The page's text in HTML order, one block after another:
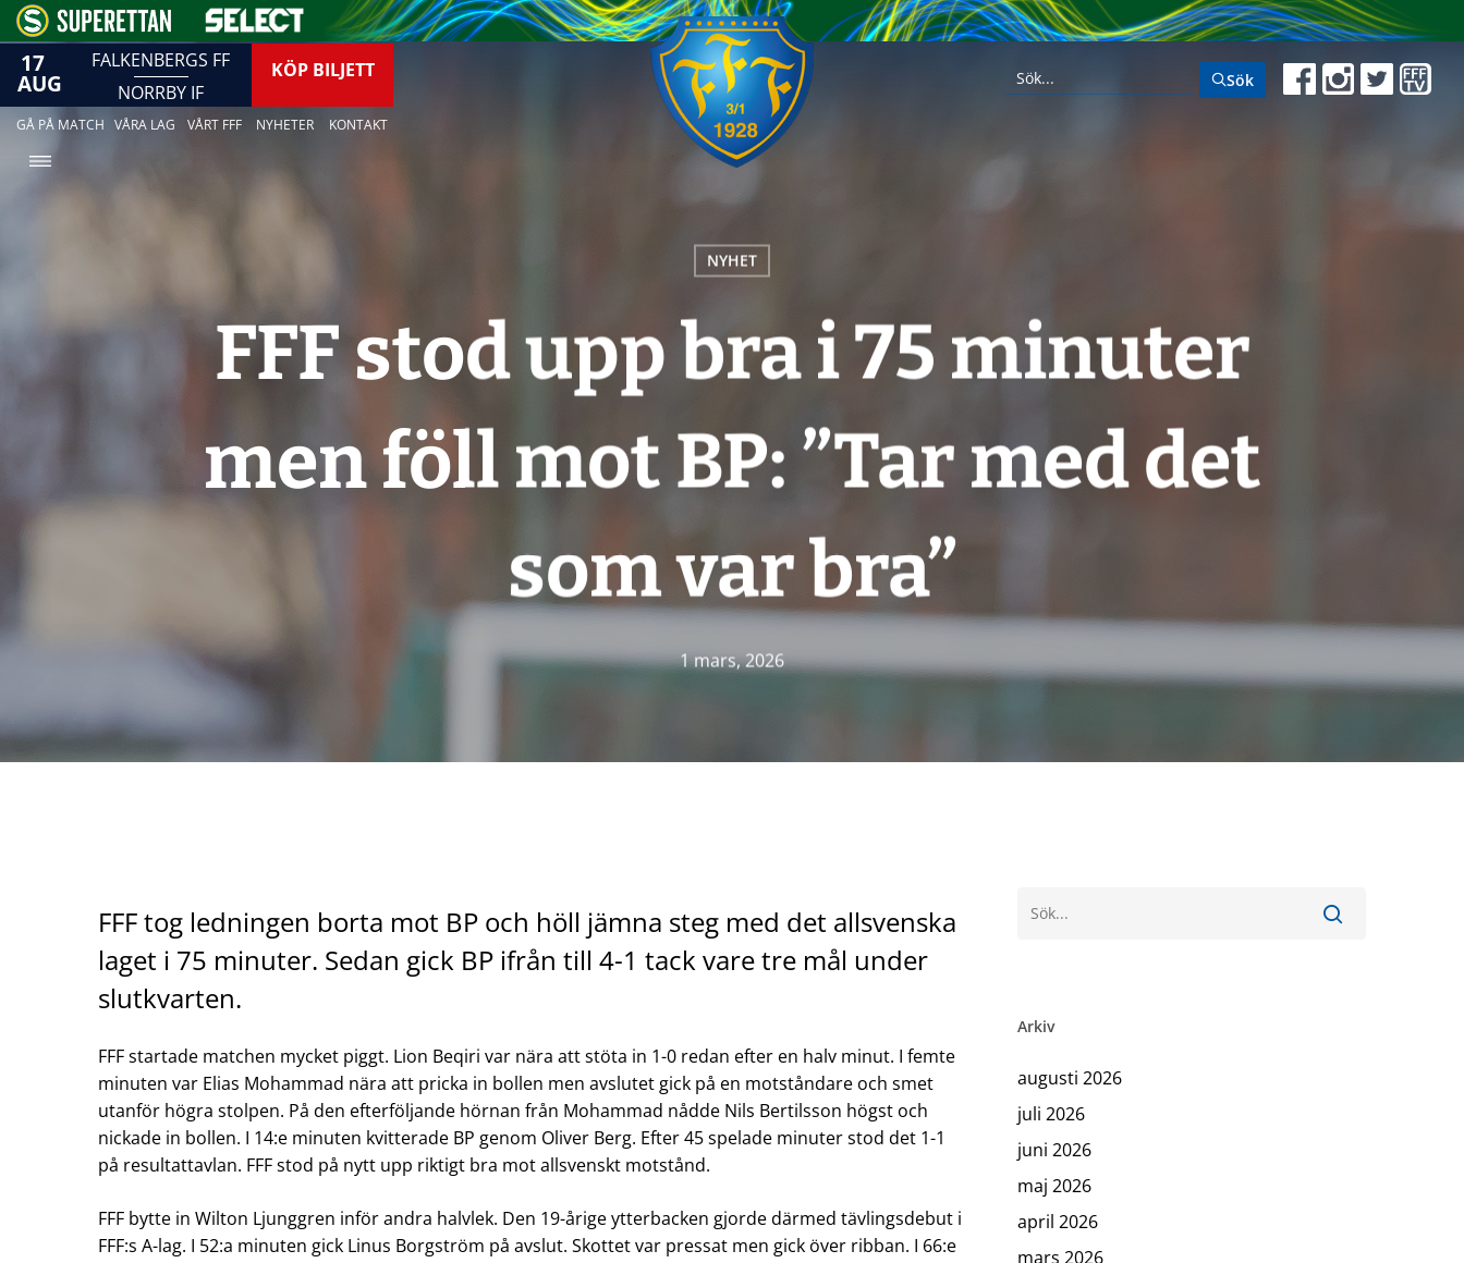
17
AUG
FALKENBERGS FF
NORRBY IF
KÖP BILJETT Sök
GÅ PÅ MATCH VÅRA LAG VÅRT FFF NYHETER KONTAKT
NYHET
FFF stod upp bra i 75 minuter
men föll mot BP: ”Tar med det
som var bra”
1 mars, 2026
FFF tog ledningen borta mot BP och höll jämna steg med det allsvenska
laget i 75 minuter. Sedan gick BP ifrån till 4-1 tack vare tre mål under
slutkvarten.
FFF startade matchen mycket piggt. Lion Beqiri var nära att stöta in 1-0 redan efter en halv minut. I femte
minuten var Elias Mohammad nära att pricka in bollen men avslutet gick på en motståndare och smet
utanför högra stolpen. På den efterföljande hörnan från Mohammad nådde Nils Bertilsson högst och
nickade in bollen. I 14:e minuten kvitterade BP genom Oliver Berg. Efter 45 spelade minuter stod det 1-1
på resultattavlan. FFF stod på nytt upp riktigt bra mot allsvenskt motstånd.
FFF bytte in Wilton Ljunggren inför andra halvlek. Den 19-årige ytterbacken gjorde därmed tävlingsdebut i
FFF:s A-lag. I 52:a minuten gick Linus Borgström på avslut. Skottet var pressat men gick över ribban. I 66:e
Arkiv
augusti 2026
juli 2026
juni 2026
maj 2026
april 2026
mars 2026